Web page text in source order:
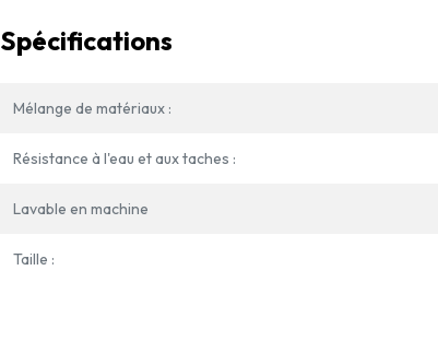
Spécifications
Mélange de matériaux :
Résistance à l'eau et aux taches :
Lavable en machine
Taille :